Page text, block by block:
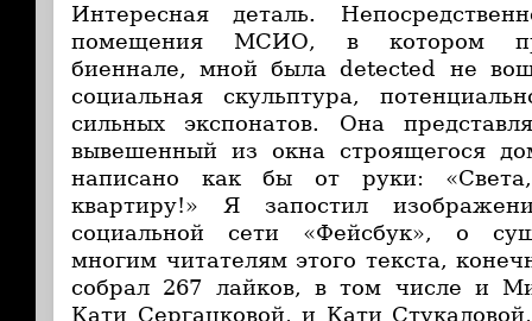
Интересная деталь.
помещения МСИО, в котором
биеннале, мной была detected не
социальная скульптура,
сильных экспонатов. Она
вывешенный из окна строящегося
написано как бы от руки:
квартиру!» Я запостил
социальной сети «Фейсбук», о
многим читателям этого текста,
собрал 267 лайков, в том числе и
Кати Сергацковой, и Кати